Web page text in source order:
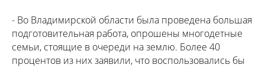
- Во Владимирской области была проведена большая
подготовительная работа, опрошены многодетные
семьи, стоящие в очереди на землю. Более 40
процентов из них заявили, что воспользовались бы